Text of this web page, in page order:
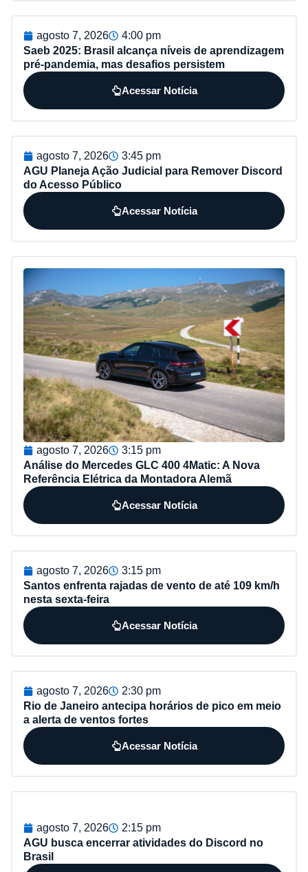
agosto 7, 2026
4:00 pm
Saeb 2025: Brasil alcança níveis de aprendizagem
pré-pandemia, mas desafios persistem
Acessar Notícia
agosto 7, 2026
3:45 pm
AGU Planeja Ação Judicial para Remover Discord
do Acesso Público
Acessar Notícia
agosto 7, 2026
3:15 pm
Análise do Mercedes GLC 400 4Matic: A Nova
Referência Elétrica da Montadora Alemã
Acessar Notícia
agosto 7, 2026
3:15 pm
Santos enfrenta rajadas de vento de até 109 km/h
nesta sexta-feira
Acessar Notícia
agosto 7, 2026
2:30 pm
Rio de Janeiro antecipa horários de pico em meio
a alerta de ventos fortes
Acessar Notícia
agosto 7, 2026
2:15 pm
AGU busca encerrar atividades do Discord no
Brasil